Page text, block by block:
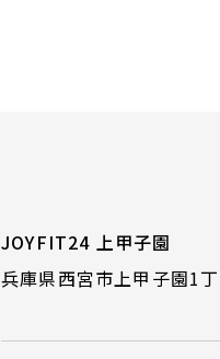
JOYFIT24 上甲子園
兵庫県西宮市上甲子園1